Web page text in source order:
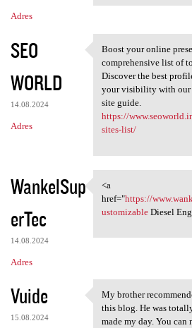
Adres
SEO
WORLD
14.08.2024
Adres
Boost your online
Boost your online
comprehensive list of
Discover the best
your visibility with our
site guide.
https://
sites-list/
WankelSup
erTec
14.08.2024
Adres
<a href="https://
<a
href="https://
ustomizableDiesel
Vuide
15.08.2024
My brother
My brother
this blog. He was
made my day. You